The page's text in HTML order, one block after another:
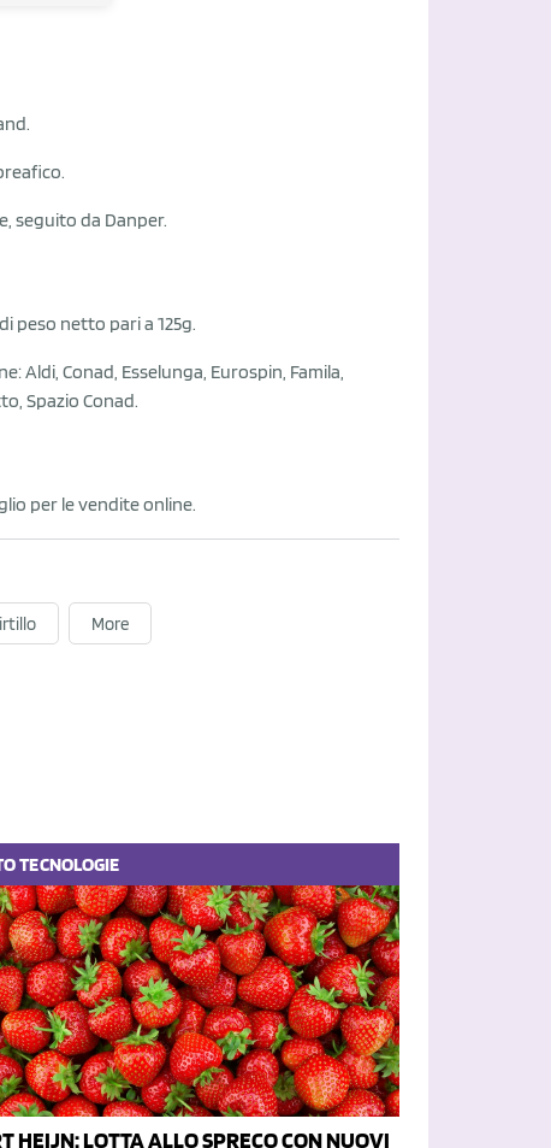
seguito da Danper.
peso netto pari a 125g.
Conad, Esselunga, Eurospin, Famila,
Spazio Conad.
per le vendite online.
More
TECNOLOGIE
HEIJN: LOTTA ALLO SPRECO CON NUOVI